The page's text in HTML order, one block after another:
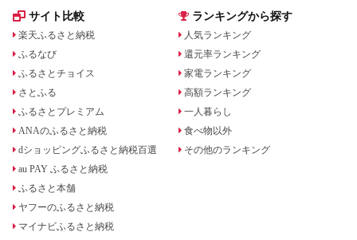
サイト比較
楽天ふるさと納税
ふるなび
ふるさとチョイス
さとふる
ふるさとプレミアム
ANAのふるさと納税
dショッピングふるさと納税百選
au PAY ふるさと納税
ふるさと本舗
ヤフーのふるさと納税
マイナビふるさと納税
ランキングから探す
人気ランキング
還元率ランキング
家電ランキング
高額ランキング
一人暮らし
食べ物以外
その他のランキング